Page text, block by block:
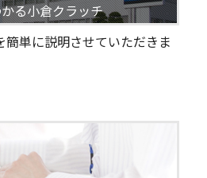
る小倉クラッチ
単に説明させていただきま